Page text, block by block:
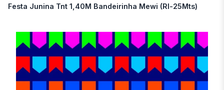
Festa Junina Tnt 1,40M Bandeirinha Mewi (Rl-25Mts)